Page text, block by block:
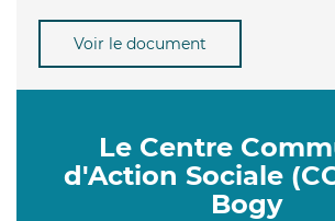
Voir le document
Le Centre
d'Action Sociale
Bogy